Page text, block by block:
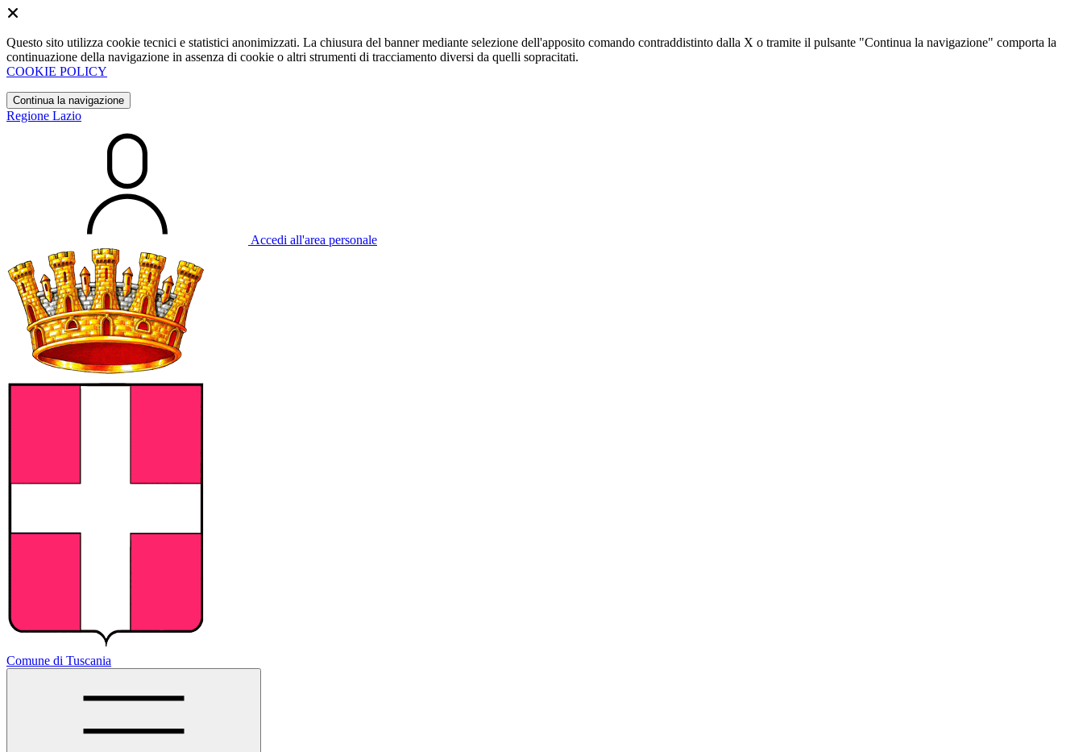
Questo sito utilizza cookie tecnici e statistici anonimizzati. La chiusura del banner mediante selezione dell'apposito comando contraddistinto dalla X o tramite il pulsante "Continua la navigazione" comporta la
continuazione della navigazione in assenza di cookie o altri strumenti di tracciamento diversi da quelli sopracitati.
COOKIE POLICY
Continua la navigazione
Regione Lazio
Accedi all'area personale
Comune di Tuscania